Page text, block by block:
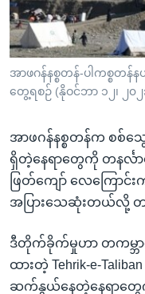
စာမျက်နှာ
သို့
ကျော်
ကြည့်
ရန်
ရန်
နေရာ
ကျော်
ဗွီအိုအေ လူမှုကွန်ယက်များ
အာဖဂန်နစ္စတန်-ပါကစ္စတ
တွေ့ရစဉ် (နိုဝင်ဘာ ၁၂၊ ၂၀၂
အာဖဂန်နစ္စတန်က စစ်
ရှိတဲ့နေရာတွေကို တနင်္လာ
ဖြတ်ကျော် လေကြေ
အပြားသေဆုံးတယ်လို့ တ
ဒီတိုက်ခိုက်မှုဟာ တကမ္ဘ
ထားတဲ့ Tehrik-e-
ဆက်နွယ်နေတဲ့နေရာတွ